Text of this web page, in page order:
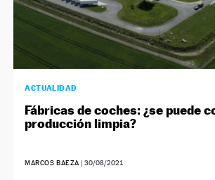
ACTUALIDAD
Fábricas de coches: ¿se puede
producción limpia?
MARCOS BAEZA |30/08/2021